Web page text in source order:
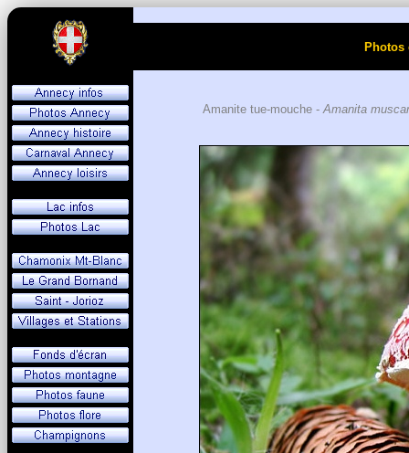
Amanite tue-mouche -Amanita